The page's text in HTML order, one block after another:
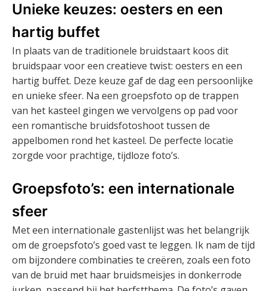
Unieke keuzes: oesters en een
hartig buffet
In plaats van de traditionele bruidstaart koos dit
bruidspaar voor een creatieve twist: oesters en een
hartig buffet. Deze keuze gaf de dag een persoonlijke
en unieke sfeer. Na een groepsfoto op de trappen
van het kasteel gingen we vervolgens op pad voor
een romantische bruidsfotoshoot tussen de
appelbomen rond het kasteel. De perfecte locatie
zorgde voor prachtige, tijdloze foto’s.
Groepsfoto’s: een internationale
sfeer
Met een internationale gastenlijst was het belangrijk
om de groepsfoto’s goed vast te leggen. Ik nam de tijd
om bijzondere combinaties te creëren, zoals een foto
van de bruid met haar bruidsmeisjes in donkerrode